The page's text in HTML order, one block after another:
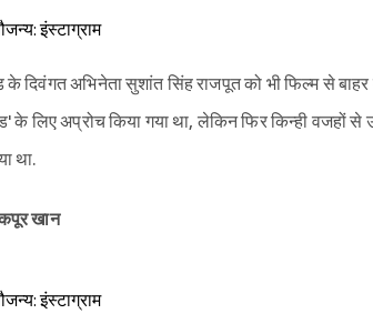
इंस्टाग्राम
के दिवंगत अभिनेता सुशांत सिंह राजपूत को भी फिल्म से बाहर
के लिए अप्रोच किया गया था, लेकिन फिर किन्ही वजहों
था.
खान
इंस्टाग्राम